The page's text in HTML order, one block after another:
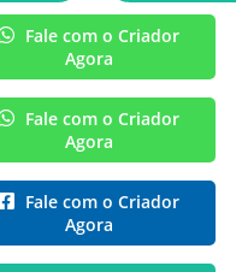
Fale com o Criador
Agora
Fale com o Criador
Agora
Fale com o Criador
Agora